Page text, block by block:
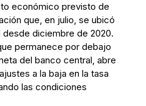
económico previsto de
que, en julio, se ubicó
desde diciembre de 2020.
permanece por debajo
del banco central, abre
a la baja en la tasa
las condiciones